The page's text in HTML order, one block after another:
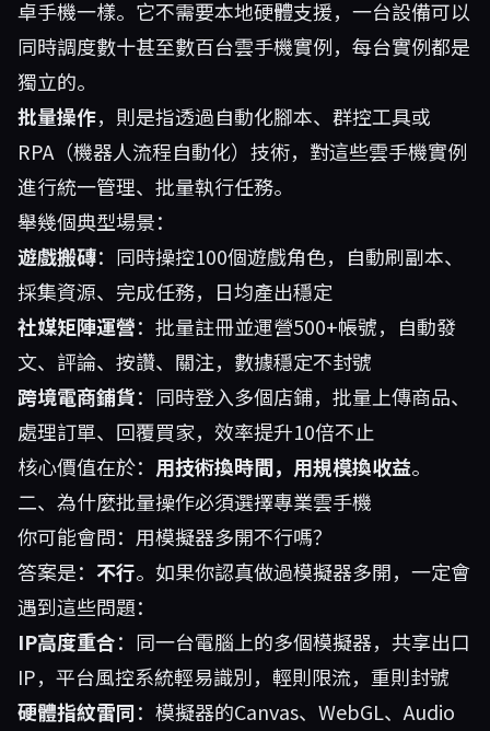
卓手機一樣。它不需要本地硬體支援，一台設備可以
同時調度數十甚至數百台雲手機實例，每台實例都是
獨立的。
批量操作，則是指透過自動化腳本、群控工具或
RPA（機器人流程自動化）技術，對這些雲手機實例
進行統一管理、批量執行任務。
舉幾個典型場景：
遊戲搬磚：同時操控100個遊戲角色，自動刷副本、
採集資源、完成任務，日均產出穩定
社媒矩陣運營：批量註冊並運營500+帳號，自動發
文、評論、按讚、關注，數據穩定不封號
跨境電商鋪貨：同時登入多個店鋪，批量上傳商品、
處理訂單、回覆買家，效率提升10倍不止
核心價值在於： 用技術換時間，用規模換收益。
二、為什麼批量操作必須選擇專業雲手機
你可能會問：用模擬器多開不行嗎？
答案是： 不行。如果你認真做過模擬器多開，一定會
遇到這些問題：
IP高度重合：同一台電腦上的多個模擬器，共享出口
IP，平台風控系統輕易識別，輕則限流，重則封號
硬體指紋雷同：模擬器的Canvas、WebGL、Audio